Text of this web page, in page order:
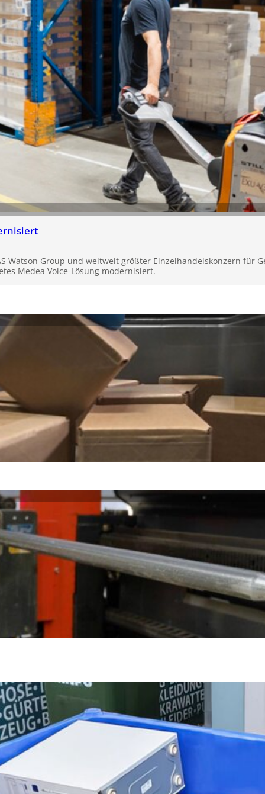
Watson Group und weltweit größter Einzelhandelskonzern für
Medea Voice-Lösung modernisiert.